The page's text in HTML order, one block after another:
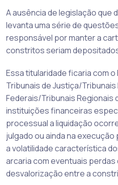
A ausência de legislação que
levanta uma série de
responsável por manter a
constritos seriam
Essa titularidade ficaria com
Tribunais de Justiça/Tribunais
Federais/Tribunais Regionais
instituições financeiras
processual a liquidação
julgado ou ainda na
a volatilidade característica
arcaria com eventuais
desvalorização entre a